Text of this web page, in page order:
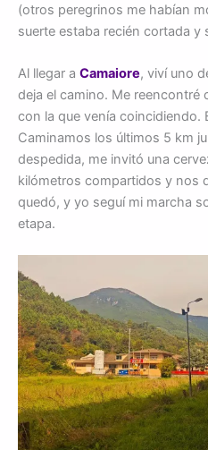
(otros peregrinos me habían
suerte estaba recién cortada y
Al llegar a Camaiore, viví uno
deja el camino. Me reencontré
con la que venía coincidiendo.
Caminamos los últimos 5 km
despedida, me invitó una
kilómetros compartidos y nos
quedó, y yo seguí mi marcha
etapa.